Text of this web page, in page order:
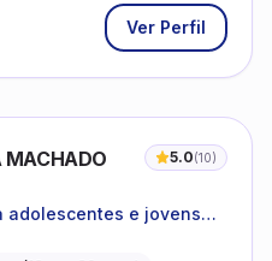
Ver Perfil
MACHADO 5.0(10)
adolescentes e jovens